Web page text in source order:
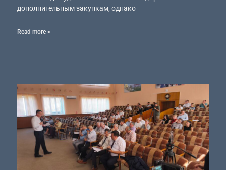
дополнительным закупкам, однако
Read more >